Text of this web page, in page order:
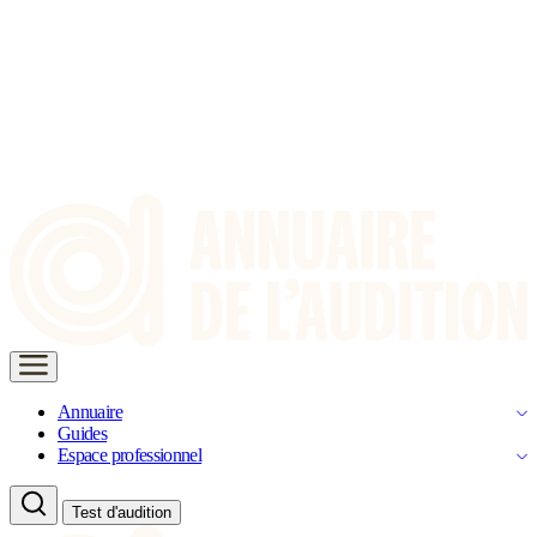
Annuaire
Guides
Espace professionnel
Test d'audition